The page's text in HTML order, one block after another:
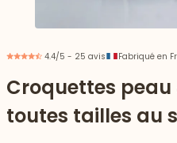
4.4/5 - 25 avis Fabriqué en
Croquettes
toutes tailles au